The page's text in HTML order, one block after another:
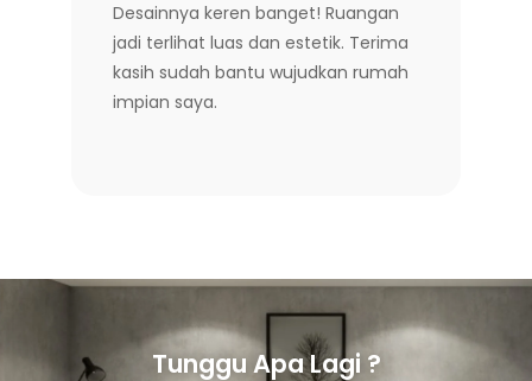
Desainnya keren banget! Ruangan
jadi terlihat luas dan estetik. Terima
kasih sudah bantu wujudkan rumah
impian saya.
Tunggu Apa Lagi ?